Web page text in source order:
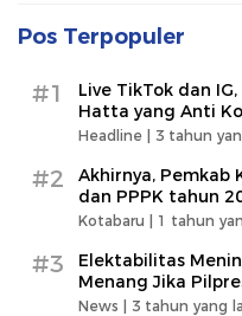
Pos Terpopuler
#1
Live TikTok dan
Hatta yang Anti
Headline | 3 tahun
#2
Akhirnya, Pemkab
dan PPPK tahun
Kotabaru | 1 tahun
#3
Elektabilitas
Menang Jika
News | 3 tahun yang